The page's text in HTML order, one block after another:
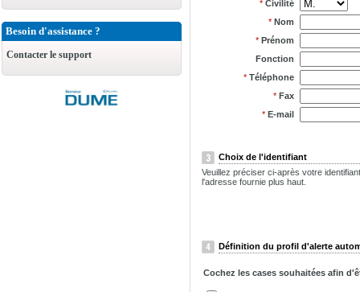
Besoin d'assistance ?
Contacter le support
* Civilité
* Nom
* Prénom
Fonction
* Téléphone
* Fax
* E-mail
Choix de l'identifiant
Veuillez préciser ci-après votre
l'adresse fournie plus haut.
Définition du profil d'alerte
Cochez les cases souhaitées afin